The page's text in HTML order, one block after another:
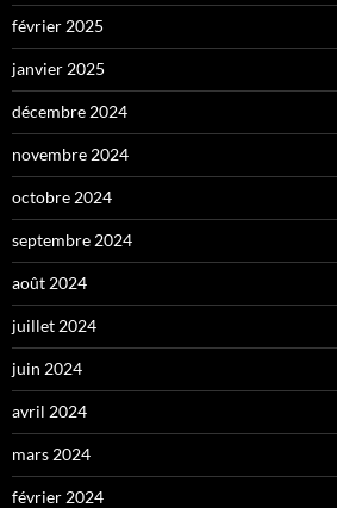
février 2025
janvier 2025
décembre 2024
novembre 2024
octobre 2024
septembre 2024
août 2024
juillet 2024
juin 2024
avril 2024
mars 2024
février 2024